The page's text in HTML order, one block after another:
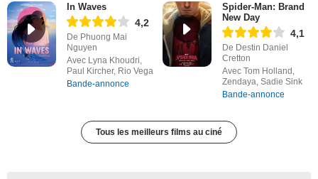
In Waves
4,2
De Phuong Mai
Nguyen
Avec Lyna Khoudri,
Paul Kircher, Rio Vega
Bande-annonce
Spider-Man: Brand
New Day
4,1
De Destin Daniel
Cretton
Avec Tom Holland,
Zendaya, Sadie Sink
Bande-annonce
Tous les meilleurs films au ciné